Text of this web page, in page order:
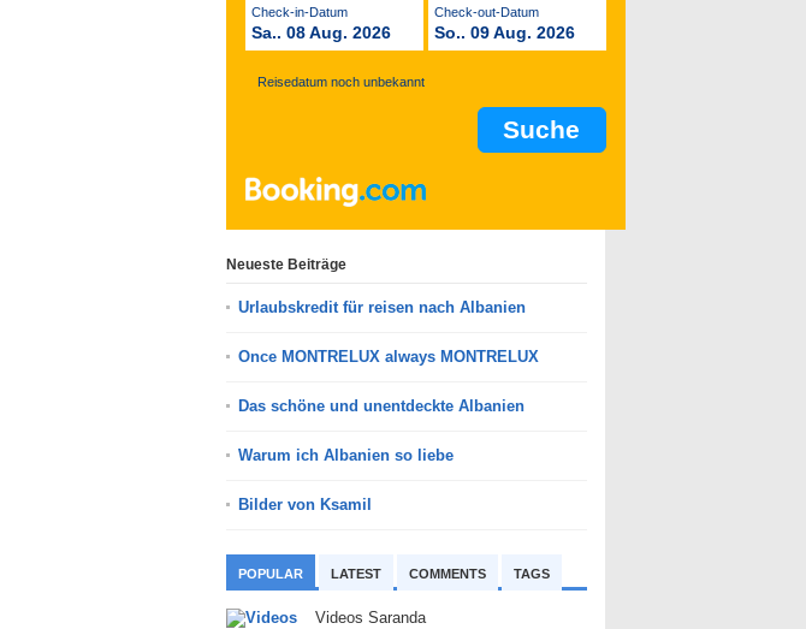
Check-in-Datum
Sa.. 08 Aug. 2026
Check-out-Datum
So.. 09 Aug. 2026
Reisedatum noch unbekannt
Neueste Beiträge
Urlaubskredit für reisen nach Albanien
Once MONTRELUX always MONTRELUX
Das schöne und unentdeckte Albanien
Warum ich Albanien so liebe
Bilder von Ksamil
POPULAR LATEST COMMENTS TAGS
Videos Saranda